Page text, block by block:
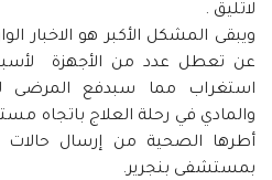
لاتليق .
ويبقى المشكل الأكبر هو الاخبار
عن تعطل عدد من الأجهزة
استغراب مما سبدفع المرضى
والمادي في رحلة العلاج باتجاه
أطرها الصحية من إرسال حالات
بمستشفى بنجرير.